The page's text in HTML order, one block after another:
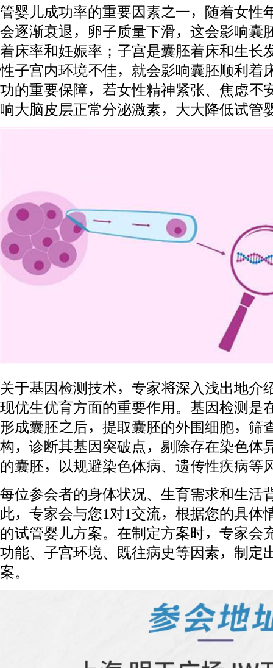
管婴儿成功率的重要因素之一，随着女性
会逐渐衰退，卵子质量下滑，这会影响囊
着床率和妊娠率；子宫是囊胚着床和生长
性子宫内环境不佳，就会影响囊胚顺利着
功的重要保障，若女性精神紧张、焦虑不
响大脑皮层正常分泌激素，大大降低试管
关于基因检测技术，专家将深入浅出地介
现优生优育方面的重要作用。基因检测是
形成囊胚之后，提取囊胚的外围细胞，筛
构，诊断其基因突破点，剔除存在染色体
的囊胚，以规避染色体病、遗传性疾病等
每位参会者的身体状况、生育需求和生活
此，专家会与您1对1交流，根据您的具体
的试管婴儿方案。在制定方案时，专家会
功能、子宫环境、既往病史等因素，制定
案。